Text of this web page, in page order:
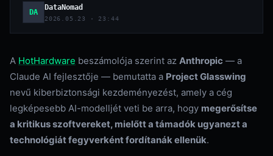
DA
DataNomad
2026.05.23 · 23:44
A HotHardware beszámolója szerint az Anthropic — a
Claude AI fejlesztője — bemutatta a Project Glasswing
nevű kiberbiztonsági kezdeményezést, amely a cég
legképesebb AI-modelljét veti be arra, hogy megerősítse
a kritikus szoftvereket, mielőtt a támadók ugyanezt a
technológiát fegyverként fordítanák ellenük.